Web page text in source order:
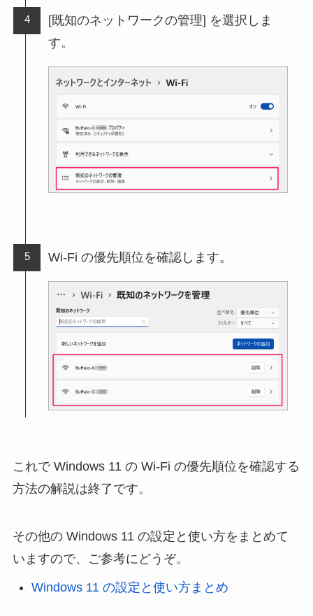
[既知のネットワークの管理] を選択しま
す。
Wi-Fi の優先順位を確認します。
これで Windows 11 の Wi-Fi の優先順位を確認する
方法の解説は終了です。
その他の Windows 11 の設定と使い方をまとめて
いますので、ご参考にどうぞ。
Windows 11 の設定と使い方まとめ